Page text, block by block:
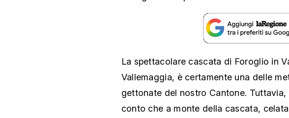
La spettacolare cascata di Foroglio in
Vallemaggia, è certamente una delle
gettonate del nostro Cantone.
conto che a monte della cascata,